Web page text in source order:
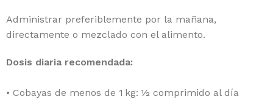
Administrar preferiblemente por la mañana,
directamente o mezclado con el alimento.
Dosis diaria recomendada:
• Cobayas de menos de 1 kg: ½ comprimido al día